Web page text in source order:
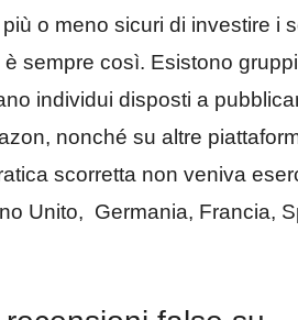
o meno sicuri di investire i
sempre così. Esistono
individui disposti a
nonché su altre
scorretta non veniva
Unito, Germania, Francia,